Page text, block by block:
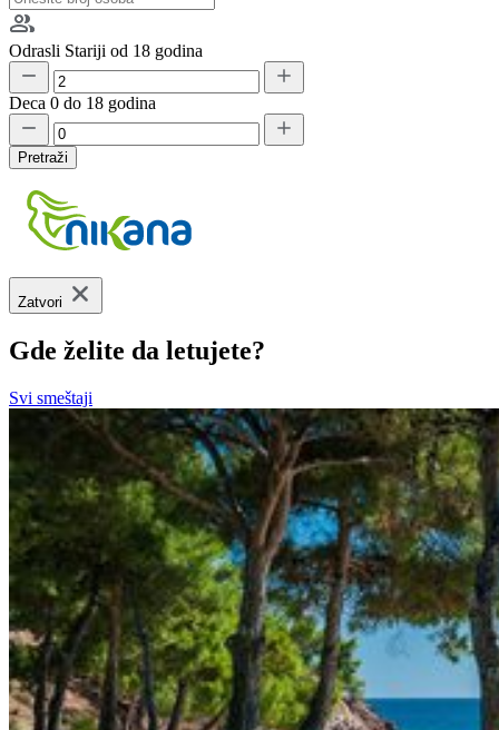
Odrasli Stariji od 18 godina
Deca 0 do 18 godina
Pretraži
Zatvori
Gde želite da letujete?
Svi smeštaji